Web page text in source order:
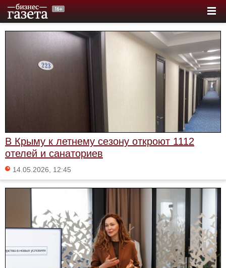
В Крыму к летнему сезону откроют 1112
отелей и санаториев
14.05.2026, 12:45